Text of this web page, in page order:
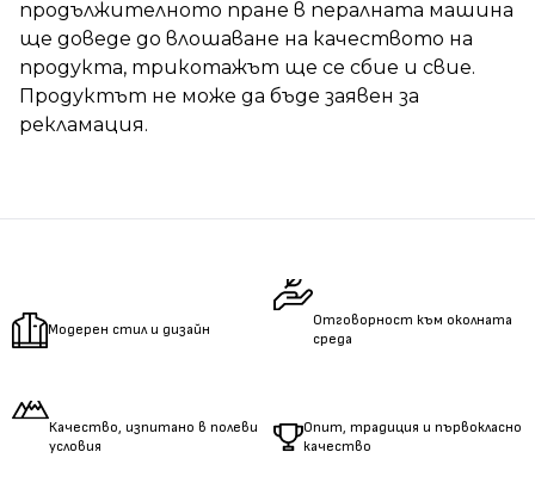
продължителното пране в пералната машина
ще доведе до влошаване на качеството на
продукта, трикотажът ще се сбие и свие.
Продуктът не може да бъде заявен за
рекламация.
Модерен стил и дизайн
Отговорност към околната
среда
Качество, изпитано в полеви
условия
Опит, традиция и първокласно
качество